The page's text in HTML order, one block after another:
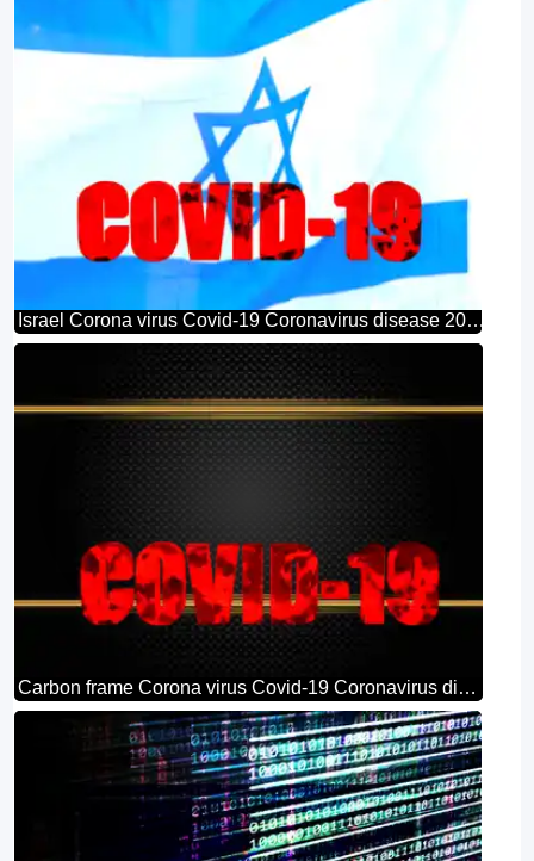
Israel Corona virus Covid-19 Coronavirus disease 2019 2020
Carbon frame Corona virus Covid-19 Coronavirus disease 2019 2020